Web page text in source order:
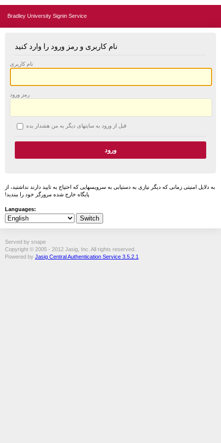
Bradley University Signin Service
نام کاربری و رمز ورود را وارد کنید
نام کاربری
رمز ورود
قبل از ورود به سایتهای دیگر به من هشدار بده
به دلایل امنیتی زمانی که دیگر نیازی به دستیابی به سرویسهایی که احتیاج به تایید دارند نداشتید، از
پایگاه خارج شده مرورگر خود را ببندید!
Languages:
Served by snape
Copyright © 2005 - 2012 Jasig, Inc. All rights reserved.
Powered by Jasig Central Authentication Service 3.5.2.1